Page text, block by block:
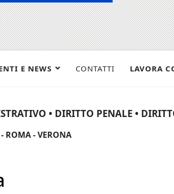
E NEWS CONTATTI LAVORA
• DIRITTO PENALE •
ROMA - VERONA